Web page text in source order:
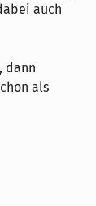
auch
dann
als